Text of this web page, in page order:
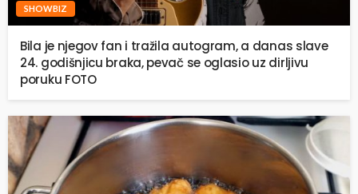
SHOWBIZ
Bila je njegov fan i tražila autogram, a danas slave
24. godišnjicu braka, pevač se oglasio uz dirljivu
poruku FOTO